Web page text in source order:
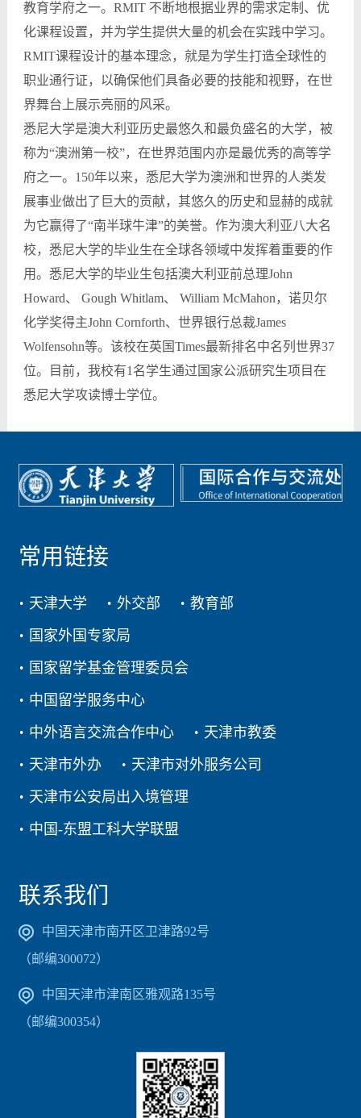
教育学府之一。RMIT 不断地根据业界的需求定制、优
化课程设置，并为学生提供大量的机会在实践中学习。
RMIT课程设计的基本理念，就是为学生打造全球性的
职业通行证，以确保他们具备必要的技能和视野，在世
界舞台上展示亮丽的风采。
悉尼大学是澳大利亚历史最悠久和最负盛名的大学，被
称为“澳洲第一校”，在世界范围内亦是最优秀的高等学
府之一。150年以来，悉尼大学为澳洲和世界的人类发
展事业做出了巨大的贡献，其悠久的历史和显赫的成就
为它赢得了“南半球牛津”的美誉。作为澳大利亚八大名
校，悉尼大学的毕业生在全球各领域中发挥着重要的作
用。悉尼大学的毕业生包括澳大利亚前总理John
Howard、 Gough Whitlam、 William McMahon，诺贝尔
化学奖得主John Cornforth、世界银行总裁James
Wolfensohn等。该校在英国Times最新排名中名列世界37
位。目前，我校有1名学生通过国家公派研究生项目在
悉尼大学攻读博士学位。
常用链接
天津大学 外交部
教育部
国家外国专家局
国家留学基金管理委员会
中国留学服务中心
中外语言交流合作中心
天津市教委
天津市外办
天津市对外服务公司
天津市公安局出入境管理
中国-东盟工科大学联盟
联系我们
中国天津市南开区卫津路92号
（邮编300072）
中国天津市津南区雅观路135号
（邮编300354）